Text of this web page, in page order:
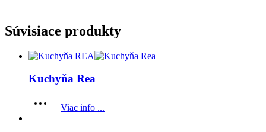
Súvisiace produkty
Kuchyňa Rea
Viac info ...